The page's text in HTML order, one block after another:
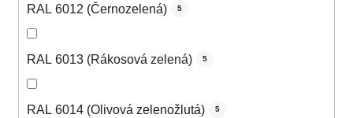
RAL 6012 (Černozelená) 5
RAL 6013 (Rákosová zelená) 5
RAL 6014 (Olivová zelenožlutá) 5